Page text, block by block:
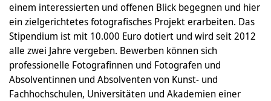
einem interessierten und offenen Blick begegnen und hier
ein zielgerichtetes fotografisches Projekt erarbeiten. Das
Stipendium ist mit 10.000 Euro dotiert und wird seit 2012
alle zwei Jahre vergeben. Bewerben können sich
professionelle Fotografinnen und Fotografen und
Absolventinnen und Absolventen von Kunst- und
Fachhochschulen, Universitäten und Akademien einer